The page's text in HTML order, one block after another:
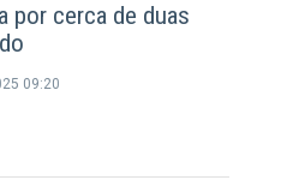
por cerca de duas
09:20